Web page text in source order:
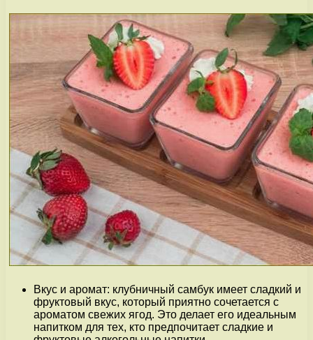
Вкус и аромат: клубничный самбук имеет сладкий и
фруктовый вкус, который приятно сочетается с
ароматом свежих ягод. Это делает его идеальным
напитком для тех, кто предпочитает сладкие и